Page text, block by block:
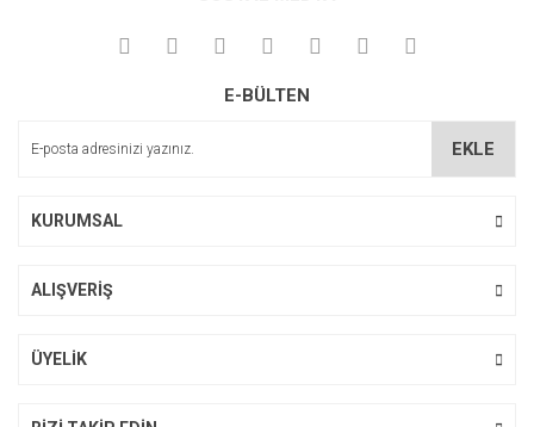
Görüş ve önerileriniz için teşekkür ederiz.
Ürün açıklamasında eksik bilgiler bulunuyor.
E-BÜLTEN
EKLE
KURUMSAL
ALIŞVERİŞ
ÜYELİK